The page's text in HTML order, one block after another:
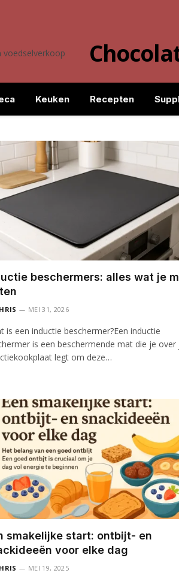
voedselverkoop
Keuken Recepten
beschermers: alles wat je
MEI 31, 2026
is een inductie beschermer?Een inductie
is een beschermende mat die je over
legt om deze…
smakelijke start: ontbijt- en
voor elke dag
MEI 19, 2025